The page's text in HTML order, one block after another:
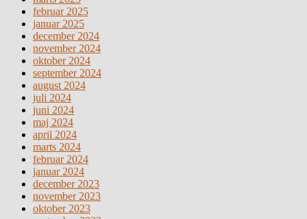
februar 2025
januar 2025
december 2024
november 2024
oktober 2024
september 2024
august 2024
juli 2024
juni 2024
maj 2024
april 2024
marts 2024
februar 2024
januar 2024
december 2023
november 2023
oktober 2023